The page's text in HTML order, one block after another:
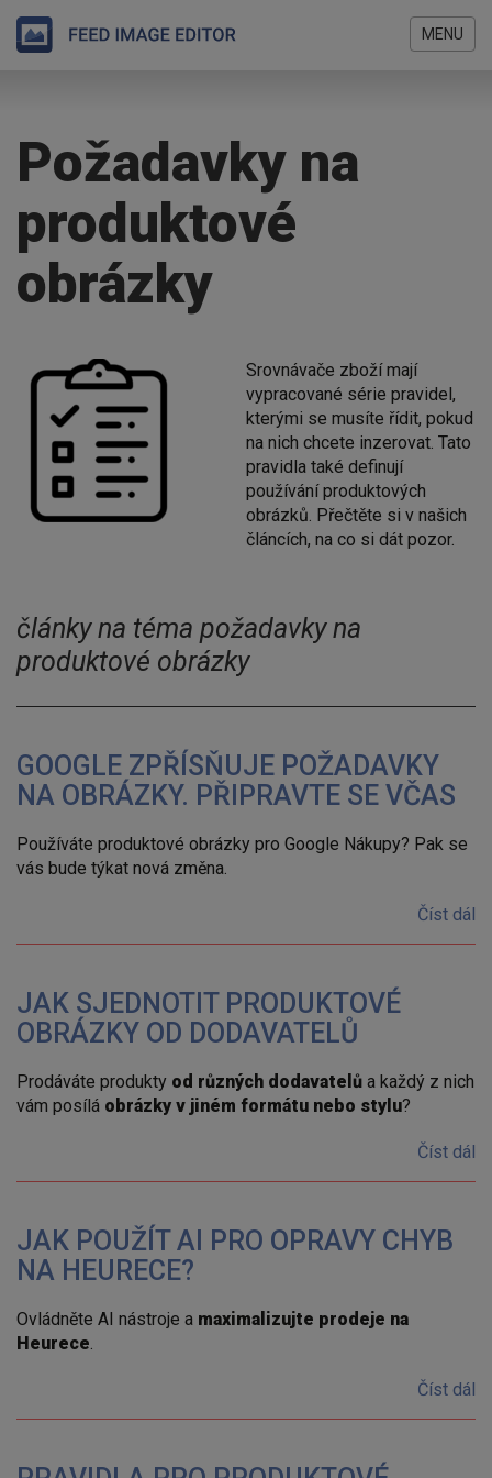
obsahu
MENU
Požadavky na
produktové
obrázky
Srovnávače zboží mají
vypracované série pravidel,
kterými se musíte řídit, pokud
na nich chcete inzerovat. Tato
pravidla také definují
používání produktových
obrázků. Přečtěte si v našich
článcích, na co si dát pozor.
články na téma požadavky na
produktové obrázky
GOOGLE ZPŘÍSŇUJE POŽADAVKY
NA OBRÁZKY. PŘIPRAVTE SE VČAS
Používáte produktové obrázky pro Google Nákupy? Pak se
vás bude týkat nová změna.
Číst dál
JAK SJEDNOTIT PRODUKTOVÉ
OBRÁZKY OD DODAVATELŮ
Prodáváte produkty od různých dodavatelů a každý z nich
vám posílá obrázky v jiném formátu nebo stylu?
Číst dál
JAK POUŽÍT AI PRO OPRAVY CHYB
NA HEURECE?
Ovládněte AI nástroje a maximalizujte prodeje na
Heurece.
Číst dál